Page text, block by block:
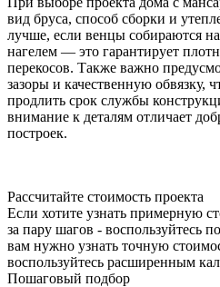
вид бруса, способ сборки и
лучше, если венцы собираются
нагелем — это гарантирует
перекосов. Также важно
зазоры и качественную обвязку,
продлить срок службы
внимание к деталям отличает
построек.
Рассчитайте стоимость проекта
Если хотите узнать примерную
за пару шагов - воспользуйтесь
вам нужно узнать точную
воспользуйтесь расширенным
Пошаговый подбор